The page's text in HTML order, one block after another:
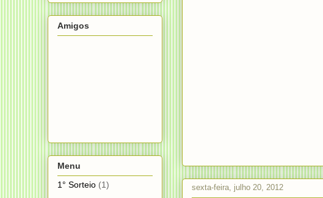
sexta-feira, julho 20, 2012
Amigos
Menu
1° Sorteio (1)